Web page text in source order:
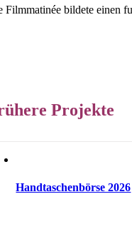
Filmmatinée bildete einen
Projekte
Handtaschenbörse 2026